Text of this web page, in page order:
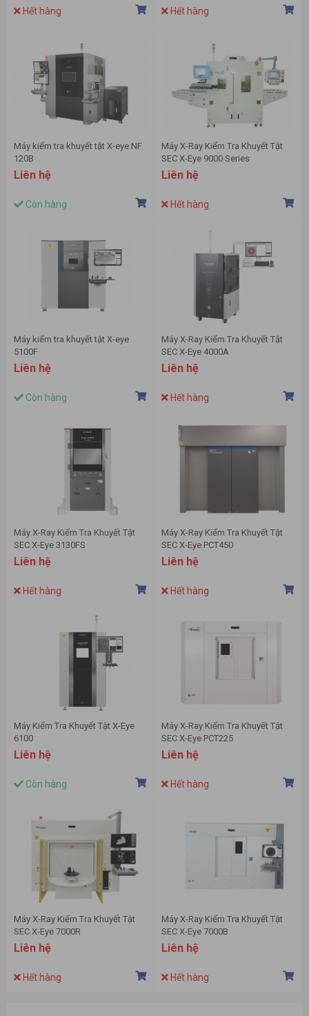
Hết hàng Hết hàng
Máy kiểm tra khuyết tật X-eye NF
120B
Liên hệ
Còn hàng
Máy X-Ray Kiểm Tra Khuyết Tật
SEC X-Eye 9000 Series
Liên hệ
Hết hàng
Máy kiểm tra khuyết tật X-eye
5100F
Liên hệ
Còn hàng
Máy X-Ray Kiểm Tra Khuyết Tật
SEC X-Eye 4000A
Liên hệ
Hết hàng
Máy X-Ray Kiểm Tra Khuyết Tật
SEC X-Eye 3130FS
Liên hệ
Hết hàng
Máy X-Ray Kiểm Tra Khuyết Tật
SEC X-Eye PCT450
Liên hệ
Hết hàng
Máy Kiểm Tra Khuyết Tật X-Eye
6100
Liên hệ
Còn hàng
Máy X-Ray Kiểm Tra Khuyết Tật
SEC X-Eye PCT225
Liên hệ
Hết hàng
Máy X-Ray Kiểm Tra Khuyết Tật
SEC X-Eye 7000R
Liên hệ
Hết hàng
Máy X-Ray Kiểm Tra Khuyết Tật
SEC X-Eye 7000B
Liên hệ
Hết hàng